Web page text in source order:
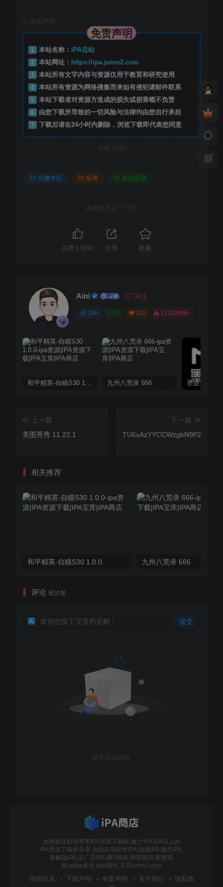
版权声明
免责声明
1 本站名称： iPA总站
2
本站网址： https://ipa.jumo2.com
3
本站所有文字内容与资源仅用于教育和研究使用
4
本站所有资源为网络搜集而来如有侵犯请邮件联系
5
本站下载者对资源方造成的损失或损害概不负责
6
由您下载所导致的一切风险与法律均由您自行承担
7
下载后请在24小时内删除，浏览下载即代表您同意
THE END
巨魔专区 应用 系统应用
喜欢就支持一下吧
点赞 1.5W+ 分享 收藏
Aini 关注
1W+ 15 101 121528W+
和平精英-自瞄S30 1.0.0 九州八荒录 666
上一篇
美图秀秀 11.22.1
下一篇
相关推荐
和平精英-自瞄S30 1.0.0 九州八荒录 666
评论 抢沙发
欢迎您留下宝贵的见解！ 提交
暂无评论内容
全网最佳好评苹果IPA资源下载站,致力于iOS4以上的
iPA资源下载和分享,包括应用软件IPA,游戏IPA,砸壳IPA,
破解版iPA,去广告IPA,圈X规则,网球规则,螃蟹规
则,adba备份,deb插件,尽在jumo2.com
侵权联系 下载声明 免责声明 关于我们
隐私政